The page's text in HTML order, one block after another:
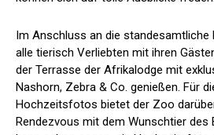
Im Anschluss an die standesamtliche
alle tierisch Verliebten mit ihren
der Terrasse der Afrikalodge mit
Nashorn, Zebra & Co. genießen. Für
Hochzeitsfotos bietet der Zoo
Rendezvous mit dem Wunschtier des